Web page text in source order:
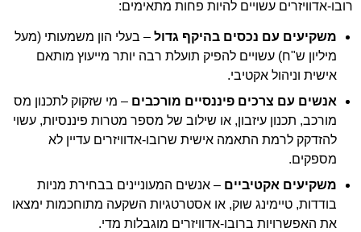
רובו-אדוויזרים עשויים להיות פחות מתאימים:
משקיעים עם נכסים בהיקף גדול – בעלי הון משמעותי (מעל
מיליון ש"ח) עשויים להפיק תועלת רבה יותר מייעוץ מותאם
אישית וניהול אקטיבי.
אנשים עם צרכים פיננסיים מורכבים – מי שזקוק לתכנון מס
מורכב, תכנון עיזבון, או שילוב של מספר מטרות פיננסיות, עשוי
להזדקק לרמת התאמה אישית שרובו-אדוויזרים עדיין לא
מספקים.
משקיעים אקטיביים – אנשים המעוניינים בבחירת מניות
בודדות, טיימינג שוק, או אסטרטגיות השקעה מתוחכמות ימצאו
את האפשרויות ברובו-אדוויזרים מוגבלות מדי.